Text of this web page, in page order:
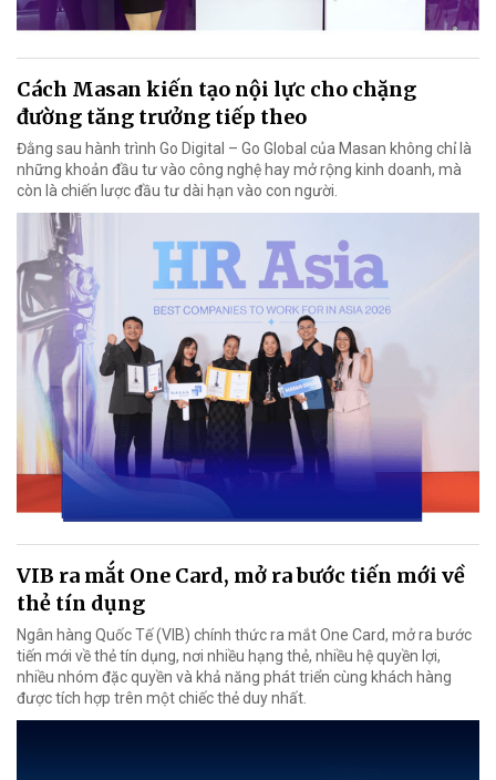
Cách Masan kiến tạo nội lực cho chặng
đường tăng trưởng tiếp theo
Đằng sau hành trình Go Digital – Go Global của Masan không chỉ là
những khoản đầu tư vào công nghệ hay mở rộng kinh doanh, mà
còn là chiến lược đầu tư dài hạn vào con người.
VIB ra mắt One Card, mở ra bước tiến mới về
thẻ tín dụng
Ngân hàng Quốc Tế (VIB) chính thức ra mắt One Card, mở ra bước
tiến mới về thẻ tín dụng, nơi nhiều hạng thẻ, nhiều hệ quyền lợi,
nhiều nhóm đặc quyền và khả năng phát triển cùng khách hàng
được tích hợp trên một chiếc thẻ duy nhất.